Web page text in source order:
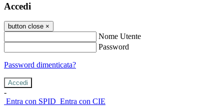
Accedi
button close ×
Nome Utente
Password
Password dimenticata?
-
Entra con SPID Entra con CIE